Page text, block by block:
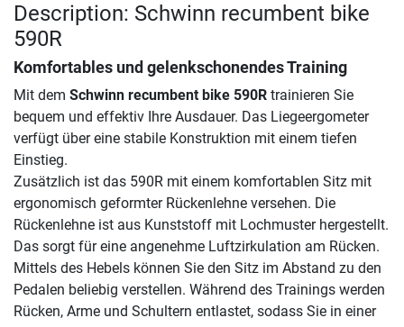
Description: Schwinn recumbent bike
590R
Komfortables und gelenkschonendes Training
Mit dem Schwinn recumbent bike 590R trainieren Sie
bequem und effektiv Ihre Ausdauer. Das Liegeergometer
verfügt über eine stabile Konstruktion mit einem tiefen
Einstieg.
Zusätzlich ist das 590R mit einem komfortablen Sitz mit
ergonomisch geformter Rückenlehne versehen. Die
Rückenlehne ist aus Kunststoff mit Lochmuster hergestellt.
Das sorgt für eine angenehme Luftzirkulation am Rücken.
Mittels des Hebels können Sie den Sitz im Abstand zu den
Pedalen beliebig verstellen. Während des Trainings werden
Rücken, Arme und Schultern entlastet, sodass Sie in einer